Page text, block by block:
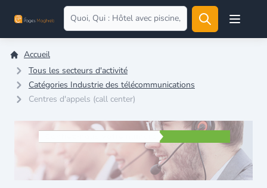
Open
Accueil
Tous les secteurs d'activité
Catégories Industrie des télécommunications
Centres d'appels (call center)